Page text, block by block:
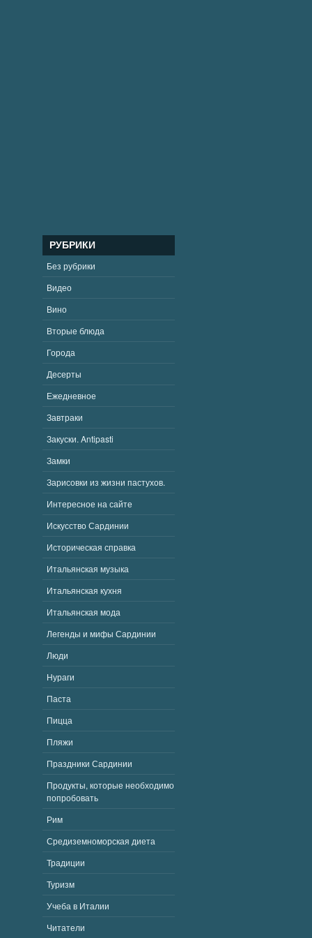
РУБРИКИ
Без рубрики
Видео
Вино
Вторые блюда
Города
Десерты
Ежедневное
Завтраки
Закуски. Antipasti
Замки
Зарисовки из жизни пастухов.
Интересное на сайте
Искусство Сардинии
Историческая справка
Итальянcкая музыка
Итальянская кухня
Итальянская мода
Легенды и мифы Сардинии
Люди
Нураги
Паста
Пицца
Пляжи
Праздники Сардинии
Продукты, которые необходимо
попробовать
Рим
Средиземноморская диета
Традиции
Туризм
Учеба в Италии
Читатели